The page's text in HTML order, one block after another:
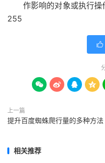
作影响的对象或执行操
255

   
上一篇
提升百度蜘蛛爬行量的多种方法
相关推荐